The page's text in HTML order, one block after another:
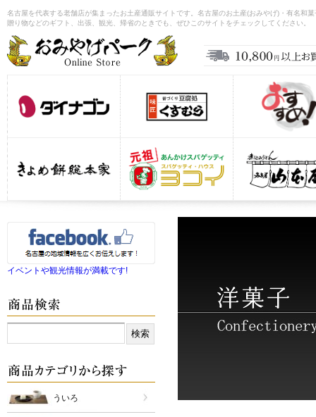
名古屋を代表する老舗店が集まったお土産通販サイトです。名古屋のお土産(おみやげ)・有名
贈り物などのギフト、出張、観光、帰省のときでも、ぜひこのサイトをチェックしてください。
イベントや観光情報が満載です!
ういろ